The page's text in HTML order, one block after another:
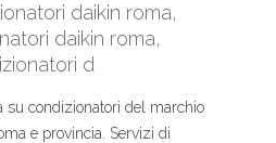
daikin roma,
daikin roma,
d
su condizionatori del marchio
e provincia. Servizi di